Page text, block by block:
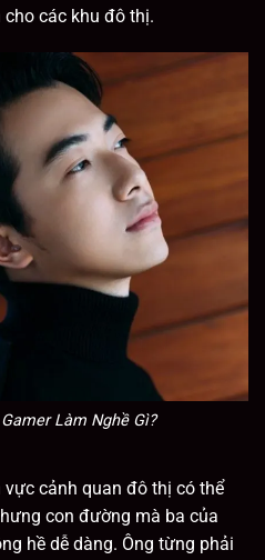
các khu đô thị.
Làm Nghề Gì?
cảnh quan đô thị có thể
con đường mà ba của
hề dễ dàng. Ông từng phải